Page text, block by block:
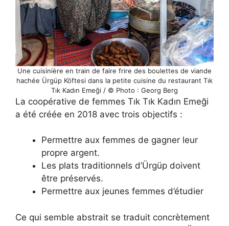
Une cuisinière en train de faire frire des boulettes de viande
hachée Ürgüp Köftesi dans la petite cuisine du restaurant Tık
Tık Kadın Emeği / © Photo : Georg Berg
La coopérative de femmes Tık Tık Kadın Emeği
a été créée en 2018 avec trois objectifs :
Permettre aux femmes de gagner leur
propre argent.
Les plats traditionnels d’Ürgüp doivent
être préservés.
Permettre aux jeunes femmes d’étudier
Ce qui semble abstrait se traduit concrètement